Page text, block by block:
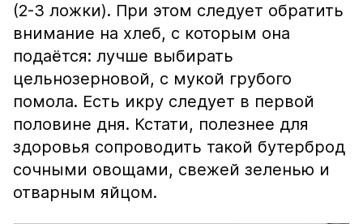
(2-3 ложки). При этом следует обратить
внимание на хлеб, с которым она
подаётся: лучше выбирать
цельнозерновой, с мукой грубого
помола. Есть икру следует в первой
половине дня. Кстати, полезнее для
здоровья сопроводить такой бутерброд
сочными овощами, свежей зеленью и
отварным яйцом.